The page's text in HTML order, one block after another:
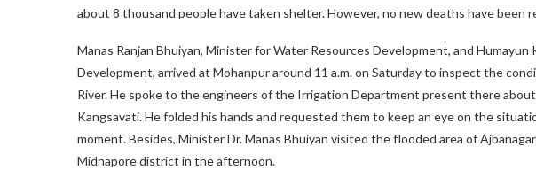
about 8 thousand people have taken shelter. However, no new deaths have been
Manas Ranjan Bhuiyan, Minister for Water Resources Development, and
Development, arrived at Mohanpur around 11 a.m. on Saturday to inspect the
River. He spoke to the engineers of the Irrigation Department present there
Kangsavati. He folded his hands and requested them to keep an eye on the
moment. Besides, Minister Dr. Manas Bhuiyan visited the flooded area of
Midnapore district in the afternoon.